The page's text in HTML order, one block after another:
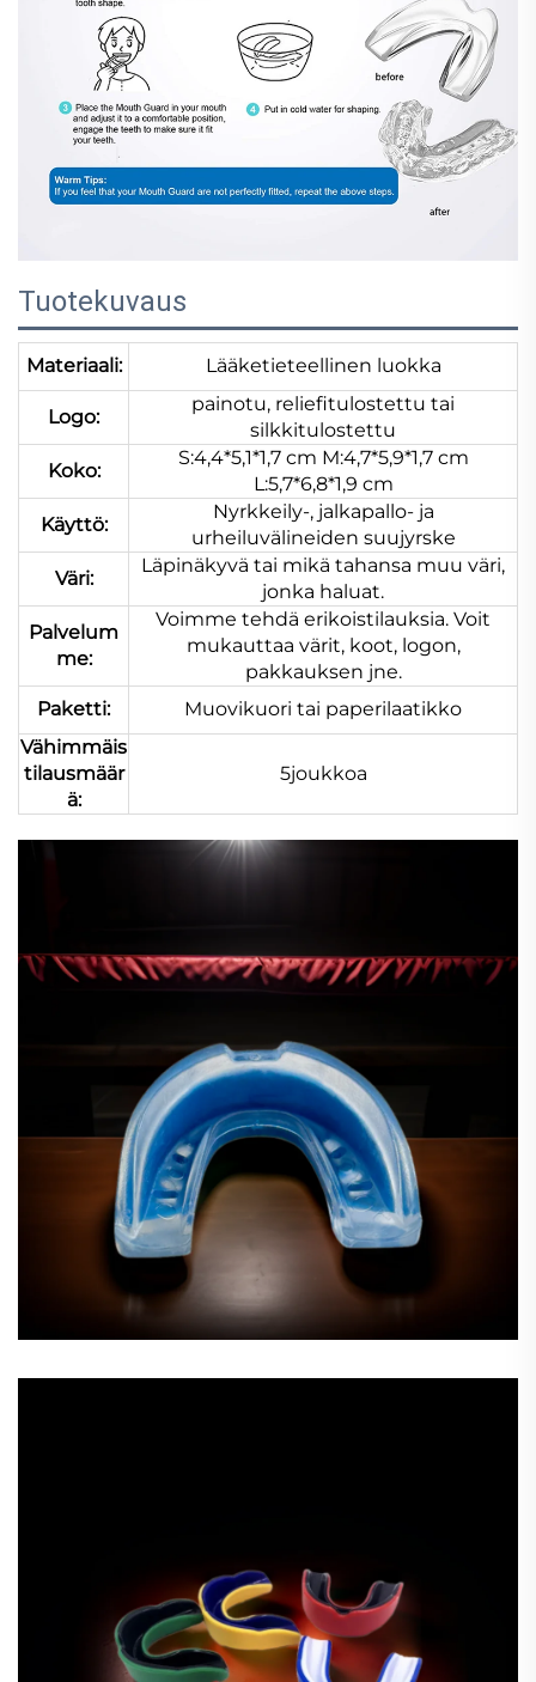
Tuotekuvaus
Materiaali: Lääketieteellinen luokka
Logo:
painotu, reliefitulostettu tai
silkkitulostettu
Koko:
S:4,4*5,1*1,7 cm M:4,7*5,9*1,7 cm
L:5,7*6,8*1,9 cm
Käyttö:
Nyrkkeily-, jalkapallo- ja
urheiluvälineiden suujyrske
Väri:
Läpinäkyvä tai mikä tahansa muu väri,
jonka haluat.
Palvelum
me:
Voimme tehdä erikoistilauksia. Voit
mukauttaa värit, koot, logon,
pakkauksen jne.
Paketti:
Muovikuori tai paperilaatikko
Vähimmäis
tilausmäär
ä:
5joukkoa